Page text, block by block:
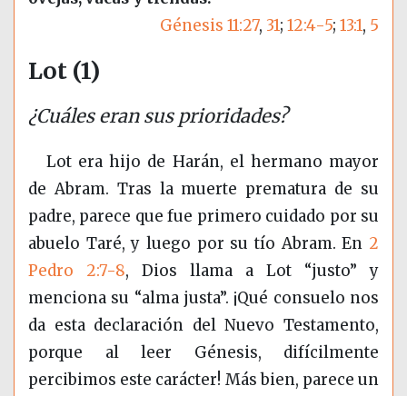
Génesis 11:27, 31; 12:4-5; 13:1, 5
Lot (1)
¿Cuáles eran sus prioridades?
Lot era hijo de Harán, el hermano mayor
de Abram. Tras la muerte prematura de su
padre, parece que fue primero cuidado por su
abuelo Taré, y luego por su tío Abram. En 2
Pedro 2:7-8, Dios llama a Lot “justo” y
menciona su “alma justa”. ¡Qué consuelo nos
da esta declaración del Nuevo Testamento,
porque al leer Génesis, difícilmente
percibimos este carácter! Más bien, parece un